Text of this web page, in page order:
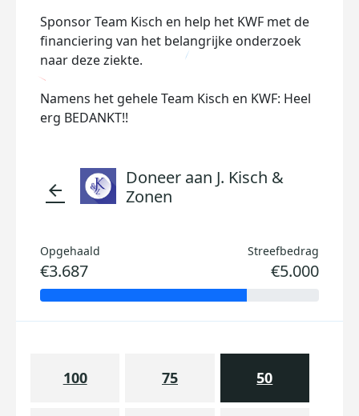
Sponsor Team Kisch en help het KWF met de
financiering van het belangrijke onderzoek
naar deze ziekte.
Namens het gehele Team Kisch en KWF: Heel
erg BEDANKT!!
arrow_back
Doneer aan J. Kisch &
Zonen
Opgehaald
€3.687
Streefbedrag
€5.000
100 75 50